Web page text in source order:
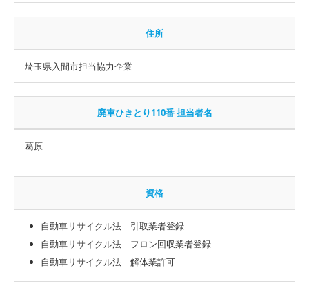
住所
埼玉県入間市担当協力企業
廃車ひきとり110番 担当者名
葛原
資格
自動車リサイクル法 引取業者登録
自動車リサイクル法 フロン回収業者登録
自動車リサイクル法 解体業許可